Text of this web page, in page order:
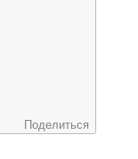
Поделиться